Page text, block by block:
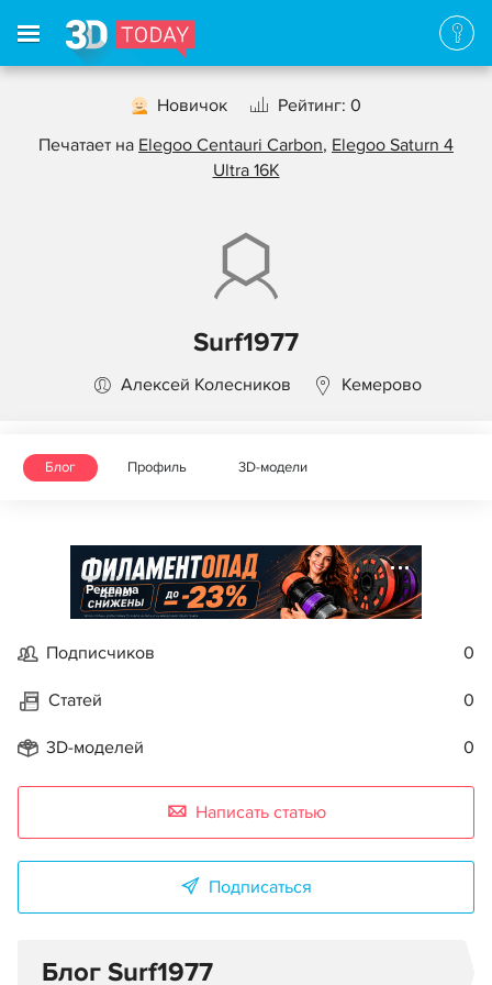
Новичок
Рейтинг: 0
Печатает на Elegoo Centauri Carbon, Elegoo Saturn 4
Ultra 16K
Surf1977
Алексей Колесников Кемерово
Блог Профиль 3D-модели
Реклама
Подписчиков 0
Статей 0
3D-моделей 0
Написать статью
Подписаться
Блог Surf1977